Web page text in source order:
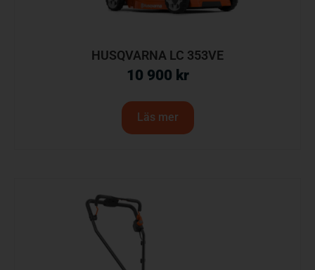
HUSQVARNA LC 353VE
10 900 kr
Läs mer